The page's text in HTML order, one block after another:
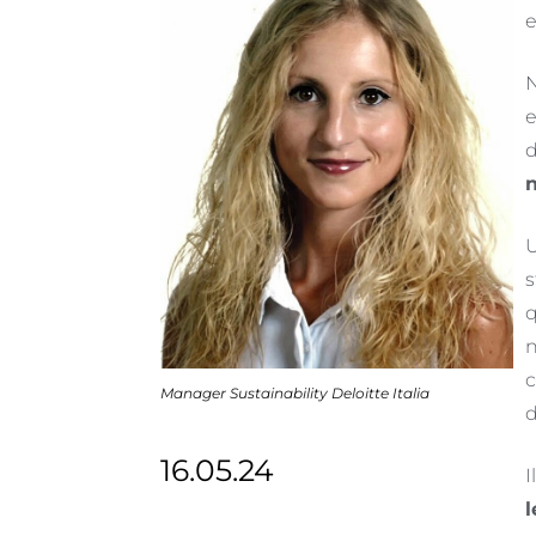
Manager Sustainability Deloitte Italia
16.05.24